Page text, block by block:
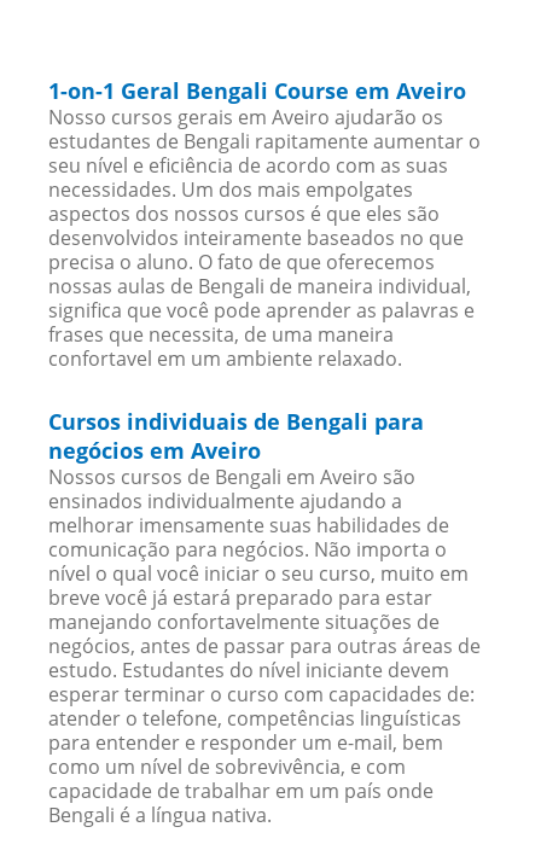
1-on-1 Geral Bengali Course em Aveiro
Nosso cursos gerais em Aveiro ajudarão os
estudantes de Bengali rapitamente aumentar o
seu nível e eficiência de acordo com as suas
necessidades. Um dos mais empolgates
aspectos dos nossos cursos é que eles são
desenvolvidos inteiramente baseados no que
precisa o aluno. O fato de que oferecemos
nossas aulas de Bengali de maneira individual,
significa que você pode aprender as palavras e
frases que necessita, de uma maneira
confortavel em um ambiente relaxado.
Cursos individuais de Bengali para
negócios em Aveiro
Nossos cursos de Bengali em Aveiro são
ensinados individualmente ajudando a
melhorar imensamente suas habilidades de
comunicação para negócios. Não importa o
nível o qual você iniciar o seu curso, muito em
breve você já estará preparado para estar
manejando confortavelmente situações de
negócios, antes de passar para outras áreas de
estudo. Estudantes do nível iniciante devem
esperar terminar o curso com capacidades de:
atender o telefone, competências linguísticas
para entender e responder um e-mail, bem
como um nível de sobrevivência, e com
capacidade de trabalhar em um país onde
Bengali é a língua nativa.